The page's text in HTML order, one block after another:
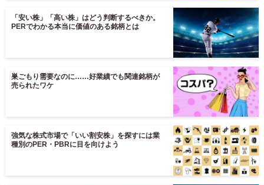
「安い株」「高い株」はどう判断するべきか。
PERでわかる本当に価値のある銘柄とは
巣ごもり需要なのに……好業績でも関連銘柄が
売られたワケ
強気な株式市場で「いい割安株」を探すには業
種別のPER・PBRに目を向けよう